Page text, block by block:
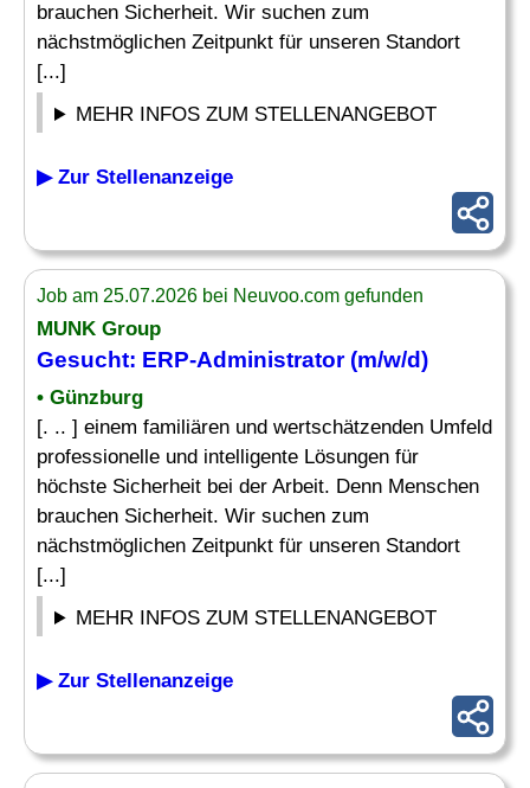
brauchen Sicherheit. Wir suchen zum
nächstmöglichen Zeitpunkt für unseren Standort
[...]
MEHR INFOS ZUM STELLENANGEBOT
▶ Zur Stellenanzeige
Job am 25.07.2026 bei Neuvoo.com gefunden
MUNK Group
Gesucht: ERP-Administrator(m/w/d)
• Günzburg
[. .. ] einem familiären und wertschätzenden Umfeld
professionelle und intelligente Lösungen für
höchste Sicherheit bei der Arbeit. Denn Menschen
brauchen Sicherheit. Wir suchen zum
nächstmöglichen Zeitpunkt für unseren Standort
[...]
MEHR INFOS ZUM STELLENANGEBOT
▶ Zur Stellenanzeige